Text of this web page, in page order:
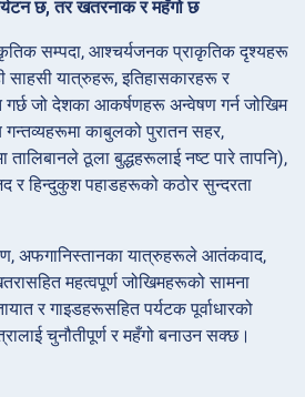
छ, तर खतरनाक र महँगो छ
सम्पदा, आश्चर्यजनक प्राकृतिक दृश्यहरू
यात्रुहरू, इतिहासकारहरू र
गर्छ जो देशका आकर्षणहरू अन्वेषण गर्न जोखिम
काबुलको पुरातन सहर,
तालिबानले ठूला बुद्धहरूलाई नष्ट पारे तापनि),
र हिन्दुकुश पहाडहरूको कठोर सुन्दरता
अफगानिस्तानका यात्रुहरूले आतंकवाद,
महत्वपूर्ण जोखिमहरूको सामना
र गाइडहरूसहित पर्यटक पूर्वाधारको
चुनौतीपूर्ण र महँगो बनाउन सक्छ।